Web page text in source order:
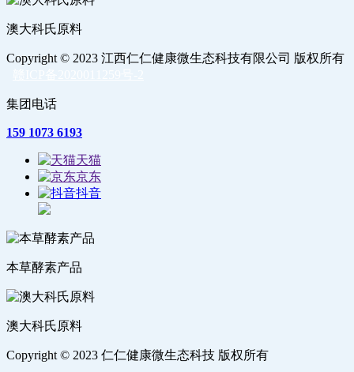
澳大科氏原料
Copyright © 2023 江西仁仁健康微生态科技有限公司 版权所有
集团电话
159 1073 6193
天猫
京东
抖音
本草酵素产品
澳大科氏原料
Copyright © 2023 仁仁健康微生态科技 版权所有